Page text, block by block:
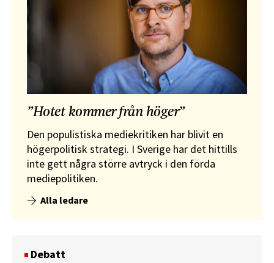
”Hotet kommer från höger”
Den populistiska mediekritiken har blivit en
högerpolitisk strategi. I Sverige har det hittills
inte gett några större avtryck i den förda
mediepolitiken.
Alla ledare
Debatt